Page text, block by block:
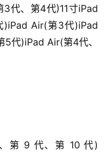
代、第4代)11寸iPad
)iPad Air(第3代)iPad
代)iPad Air(第4代、
第 9 代、第 10 代)